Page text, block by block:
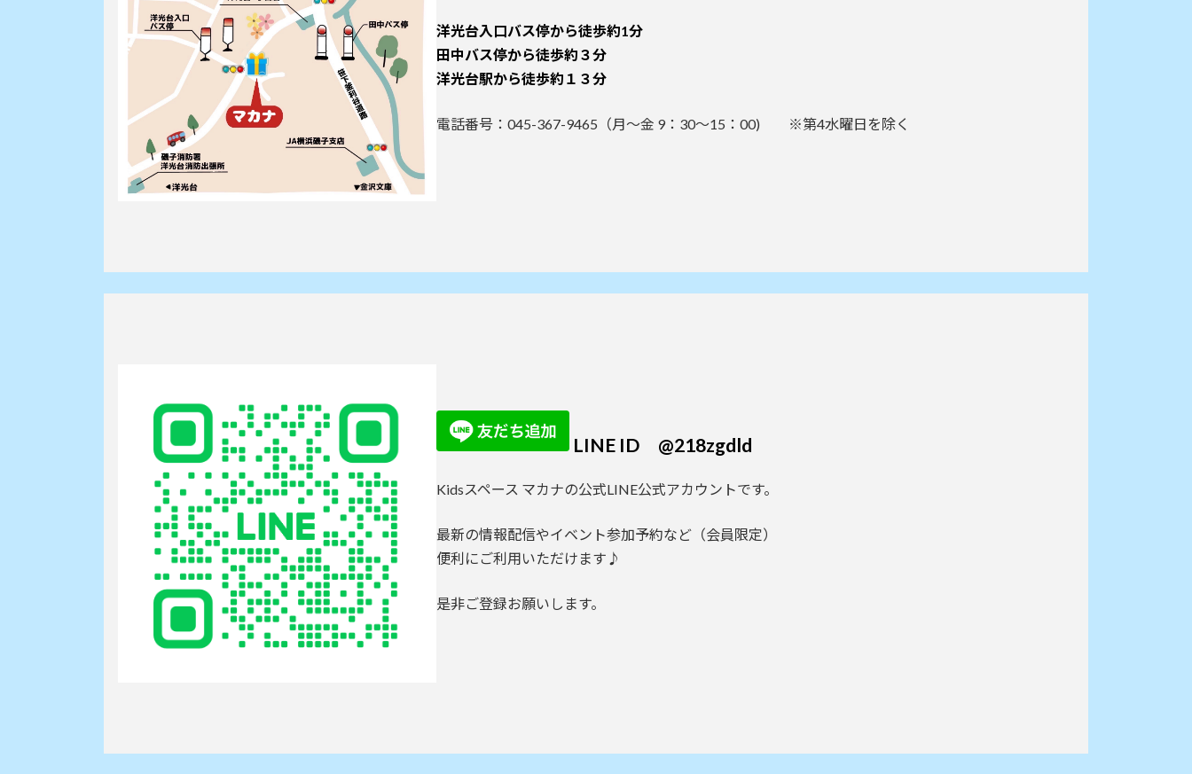
洋光台入口バス停から徒歩約1分
田中バス停から徒歩約３分
洋光台駅から徒歩約１３分
電話番号：045-367-9465（月～金 9：30～15：00) ※第4水曜日を除く
LINE ID @218zgdld
Kidsスペース マカナの公式LINE公式アカウントです。
最新の情報配信やイベント参加予約など（会員限定）
便利にご利用いただけます♪
是非ご登録お願いします。